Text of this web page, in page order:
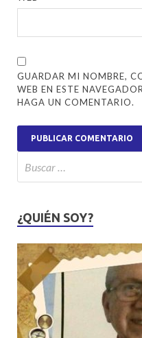
GUARDAR MI NOMBRE,
WEB EN ESTE
HAGA UN COMENTARIO.
¿QUIÉN SOY?